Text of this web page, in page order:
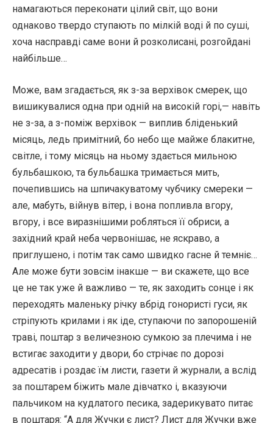
намагаються переконати цілий світ, що вони
однаково твердо ступають по мілкій воді й по суші,
хоча насправді саме вони й розколисані, розгойдані
найбільше…
Може, вам згадається, як з-за верхівок смерек, що
вишикувалися одна при одній на високій горі,— навіть
не з-за, а з-поміж верхівок — виплив бліденький
місяць, ледь примітний, бо небо ще майже блакитне,
світле, і тому місяць на ньому здається мильною
бульбашкою, та бульбашка тримається мить,
почепившись на шпичакуватому чубчику смереки —
але, мабуть, війнув вітер, і вона попливла вгору,
вгору, і все виразнішими робляться її обриси, а
західний край неба червонішає, не яскраво, а
приглушено, і потім так само швидко гасне й темніє…
Але може бути зовсім інакше — ви скажете, що все
це не так уже й важливо — те, як заходить сонце і як
переходять маленьку річку вбрід гонористі гуси, як
стріпують крилами і як іде, ступаючи по запорошеній
траві, поштар з величезною сумкою за плечима і не
встигає заходити у двори, бо стрічає по дорозі
адресатів і роздає їм листи, газети й журнали, а вслід
за поштарем біжить мале дівчатко і, вказуючи
пальчиком на кудлатого песика, задерикувато питає
в поштаря: “А для Жучки є лист? Лист для Жучки вже